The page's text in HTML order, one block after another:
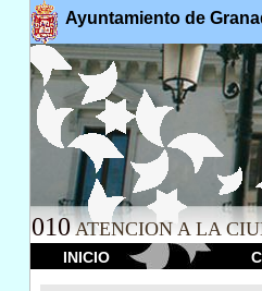
Ayuntamiento de
010 ATENCION A LA
INICIO